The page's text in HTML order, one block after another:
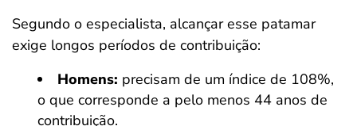
Segundo o especialista, alcançar esse patamar
exige longos períodos de contribuição:
Homens: precisam de um índice de 108%,
o que corresponde a pelo menos 44 anos de
contribuição.